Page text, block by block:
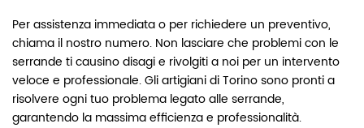
Per assistenza immediata o per richiedere un preventivo,
chiama il nostro numero. Non lasciare che problemi con le
serrande ti causino disagi e rivolgiti a noi per un intervento
veloce e professionale. Gli artigiani di Torino sono pronti a
risolvere ogni tuo problema legato alle serrande,
garantendo la massima efficienza e professionalità.